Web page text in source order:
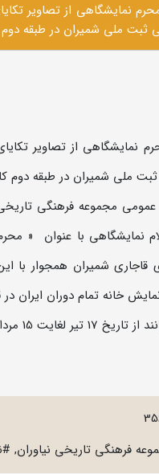
نمایشگاهی از تصاویر
ثبت ملی شمیران در طبقه
نمایشگاهی از تصاویر
ملی شمیران در طبقه دوم
مجموعه فرهنگی تاریخی
نمایشگاهی با عنوان «
قاجاری شمیران همجوار با
خانه تمام دوران ایران
تا 19:00 از این نمایشگاه بازدید نمایند .
فرهنگی تاریخی نیاوران,